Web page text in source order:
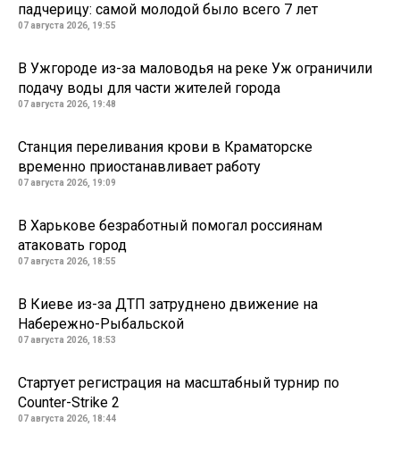
падчерицу: самой молодой было всего 7 лет
07 августа 2026, 19:55
В Ужгороде из-за маловодья на реке Уж ограничили
подачу воды для части жителей города
07 августа 2026, 19:48
Станция переливания крови в Краматорске
временно приостанавливает работу
07 августа 2026, 19:09
В Харькове безработный помогал россиянам
атаковать город
07 августа 2026, 18:55
В Киеве из-за ДТП затруднено движение на
Набережно-Рыбальской
07 августа 2026, 18:53
Стартует регистрация на масштабный турнир по
Counter-Strike 2
07 августа 2026, 18:44